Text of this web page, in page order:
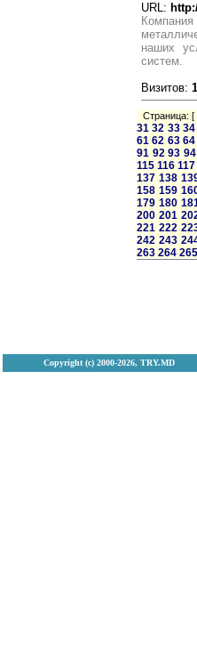
URL:
наших
систем.
Визитов:
Страница: [
31 32 33 34
61 62 63 64
91 92 93 94
115 116 117
137 138
158 159
179 180
200 201
221 222
242 243
263 264 265
Copyright (с) 2000-2026, TRY.MD